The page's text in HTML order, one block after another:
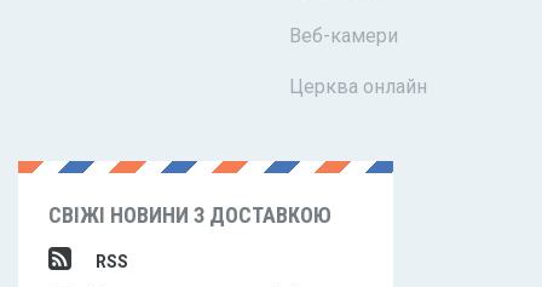
Веб-камери
Церква онлайн
СВІЖІ НОВИНИ З ДОСТАВКОЮ
RSS